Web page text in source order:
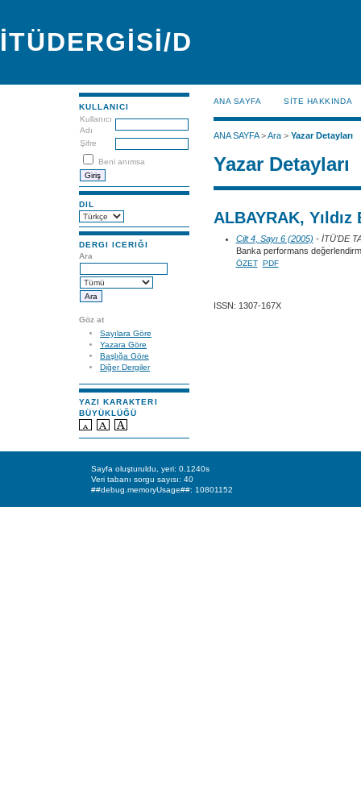
İTÜDERGİSİ/D
KULLANICI
Kullanıcı
Adı
Şifre
Beni anımsa
DIL
DERGI ICERIĞI
Ara
Göz at
Sayılara Göre
Yazara Göre
Başlığa Göre
Diğer Dergiler
YAZI KARAKTERI
BÜYÜKLÜĞÜ
ANA SAYFA SİTE HAKKINDA
ANA SAYFA>Ara> Yazar Detayları
Yazar Detayları
ALBAYRAK, Yıldız
Cilt 4, Sayı 6 (2005) - İTÜ'DE
Banka performans
ÖZET PDF
ISSN: 1307-167X
Sayfa oluşturuldu, yeri: 0.1240s
Veri tabanı sorgu sayısı: 40
##debug.memoryUsage##: 10801152